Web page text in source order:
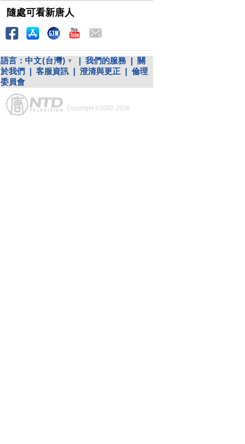
隨處可看新唐人
語言： 中文(台灣) 我們的服務
關
於我們
客服資訊 澄清與更正
倫理
委員會
Copyright ©2002-2026